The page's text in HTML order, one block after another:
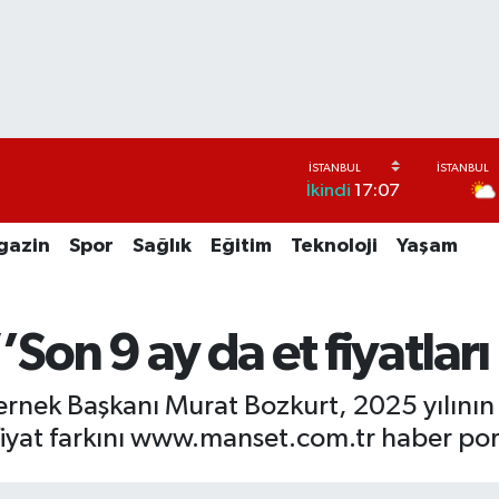
İkindi 17:07
Spor Sağlık Eğitim Teknoloji Yaşam
9 ay da et fiyatları
Başkanı Murat Bozkurt, 2025
farkını www.manset.com.tr haber